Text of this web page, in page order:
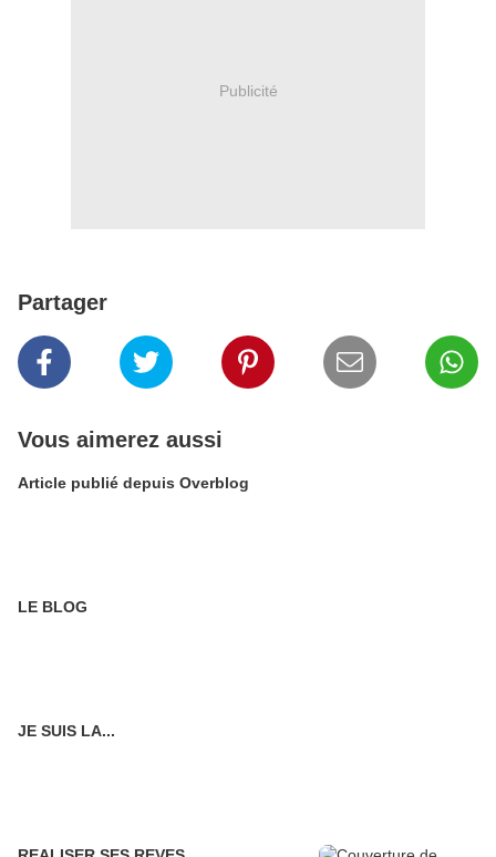
Publicité
Partager
Vous aimerez aussi
Article publié depuis Overblog
LE BLOG
JE SUIS LA...